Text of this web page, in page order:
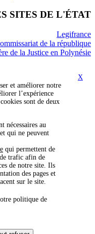
SITES DE L'ÉTAT
Legifrance
de la république
de la Justice en Polynésie
X
et améliorer notre
l’expérience
sont de deux
nécessaires au
qui ne peuvent
qui permettent de
trafic afin de
de notre site. Ils
des pages et
sur le site.
politique de